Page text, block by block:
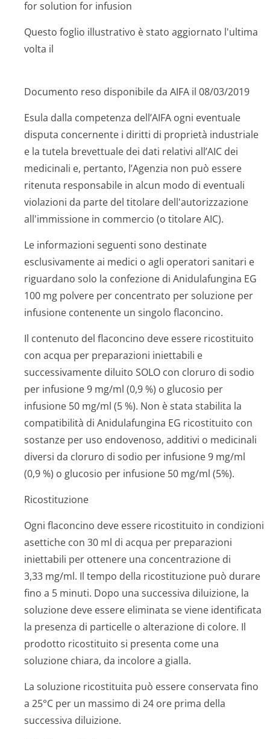
for solution for infusion
Questo foglio illustrativo è stato aggiornato l'ultima
volta il
Documento reso disponibile da AIFA il 08/03/2019
Esula dalla competenza dell’AIFA ogni eventuale
disputa concernente i diritti di proprietà industriale
e la tutela brevettuale dei dati relativi all’AIC dei
medicinali e, pertanto, l’Agenzia non può essere
ritenuta responsabile in alcun modo di eventuali
violazioni da parte del titolare dell'autorizzazione
all'immissione in commercio (o titolare AIC).
Le informazioni seguenti sono destinate
esclusivamente ai medici o agli operatori sanitari e
riguardano solo la confezione di Anidulafungina EG
100 mg polvere per concentrato per soluzione per
infusione contenente un singolo flaconcino.
Il contenuto del flaconcino deve essere ricostituito
con acqua per preparazioni iniettabili e
successivamente diluito SOLO con cloruro di sodio
per infusione 9 mg/ml (0,9 %) o glucosio per
infusione 50 mg/ml (5 %). Non è stata stabilita la
compatibilità di Anidulafungina EG ricostituito con
sostanze per uso endovenoso, additivi o medicinali
diversi da cloruro di sodio per infusione 9 mg/ml
(0,9 %) o glucosio per infusione 50 mg/ml (5%).
Ricostituzione
Ogni flaconcino deve essere ricostituito in condizioni
asettiche con 30 ml di acqua per preparazioni
iniettabili per ottenere una concentrazione di
3,33 mg/ml. Il tempo della ricostituzione può durare
fino a 5 minuti. Dopo una successiva diluizione, la
soluzione deve essere eliminata se viene identificata
la presenza di particelle o alterazione di colore. Il
prodotto ricostituito si presenta come una
soluzione chiara, da incolore a gialla.
La soluzione ricostituita può essere conservata fino
a 25°C per un massimo di 24 ore prima della
successiva diluizione.